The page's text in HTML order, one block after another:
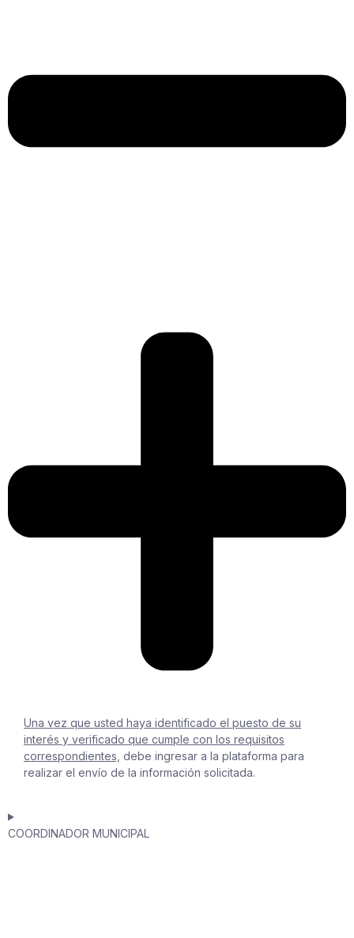
Una vez que usted haya identificado el puesto de su
interés y verificado que cumple con los requisitos
correspondientes, debe ingresar a la plataforma para
realizar el envío de la información solicitada.
COORDINADOR MUNICIPAL